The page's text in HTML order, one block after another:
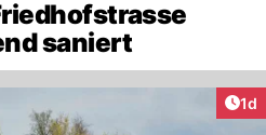
saniert
1d